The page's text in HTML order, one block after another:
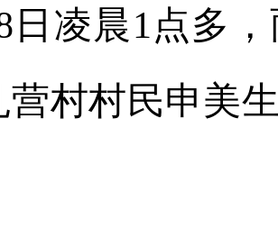
晨1点多，
营村村民申美